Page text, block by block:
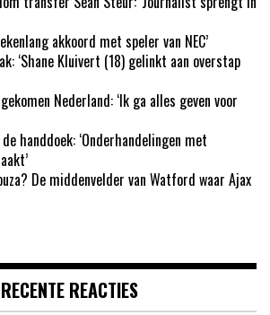
akkoord met speler van NEC’
‘Shane Kluivert (18) gelinkt aan overstap
Nederland: ‘Ik ga alles geven voor
handdoek: ‘Onderhandelingen met
De middenvelder van Watford waar Ajax
RECENTE REACTIES